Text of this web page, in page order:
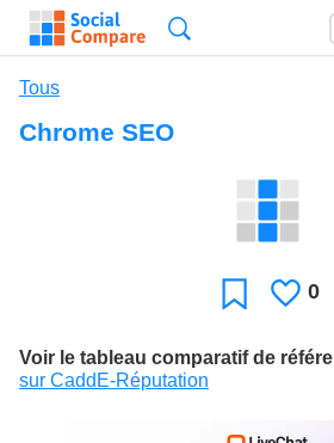
Tous
Chrome SEO
Favori 0
Voir le tableau comparatif de
sur CaddE-Réputation